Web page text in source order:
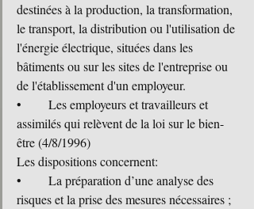
destinées à la production, la transformation,
le transport, la distribution ou l'utilisation de
l'énergie électrique, situées dans les
bâtiments ou sur les sites de l'entreprise ou
de l'établissement d'un employeur.
•	Les employeurs et travailleurs et
assimilés qui relèvent de la loi sur le bien-
être (4/8/1996)
Les dispositions concernent:
•	La préparation d’une analyse des
risques et la prise des mesures nécessaires ;